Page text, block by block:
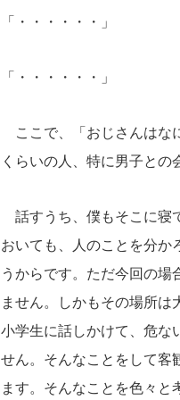
「・・・・・・」
「・・・・・・」
ここで、「おじさんはな
くらいの人、特に男子との
話すうち、僕もそこに寝
おいても、人のことを分か
うからです。ただ今回の
ません。しかもその場所
小学生に話しかけて、危な
せん。そんなことをして客
ます。そんなことを色々